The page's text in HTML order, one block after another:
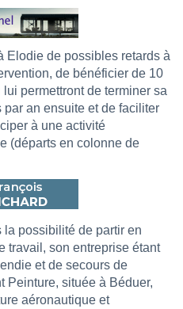
Elodie de possibles retards à
de bénéficier de 10
permettront de terminer sa
an ensuite et de faciliter
à une activité
(départs en colonne de
la possibilité de partir en
travail, son entreprise étant
et de secours de
Peinture, située à Béduer,
aéronautique et